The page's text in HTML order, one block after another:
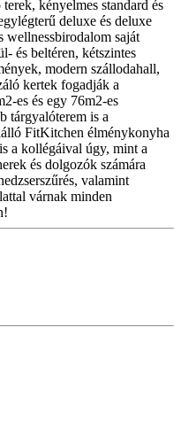
kényelmes standard és
deluxe és deluxe
wellnessbirodalom saját
és beltéren, kétszintes
modern szállodahall,
kertek fogadják a
es és egy 76m2-es
tárgyalóterem is a
FitKitchen élménykonyha
a kollégáival úgy, mint a
és dolgozók számára
valamint
várnak minden